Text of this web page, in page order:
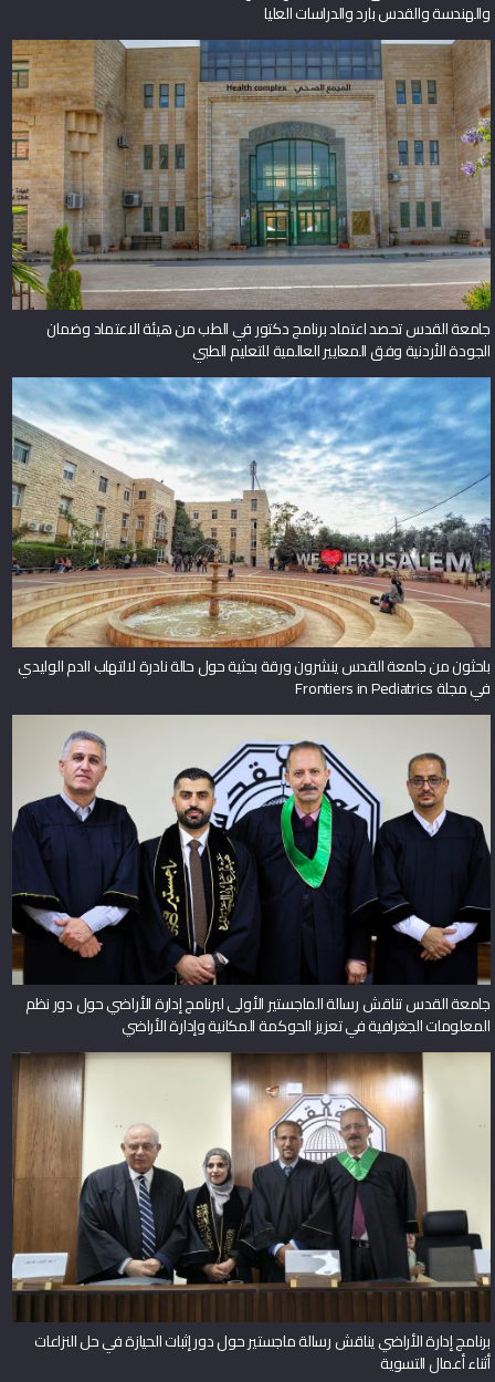
والهندسة والقدس بارد والدراسات العليا
جامعة القدس تحصد اعتماد برنامج دكتور في الطب من هيئة الاعتماد وضمان
الجودة الأردنية وفق المعايير العالمية للتعليم الطبي
باحثون من جامعة القدس ينشرون ورقة بحثية حول حالة نادرة لالتهاب الدم الوليدي
في مجلة Frontiers in Pediatrics
جامعة القدس تناقش رسالة الماجستير الأولى لبرنامج إدارة الأراضي حول دور نظم
المعلومات الجغرافية في تعزيز الحوكمة المكانية وإدارة الأراضي
برنامج إدارة الأراضي يناقش رسالة ماجستير حول دور إثبات الحيازة في حل النزاعات
أثناء أعمال التسوية